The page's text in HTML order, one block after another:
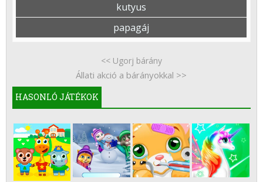
kutyus
papagáj
<< Ugorj bárány
Állati akció a bárányokkal >>
HASONLÓ JÁTÉKOK